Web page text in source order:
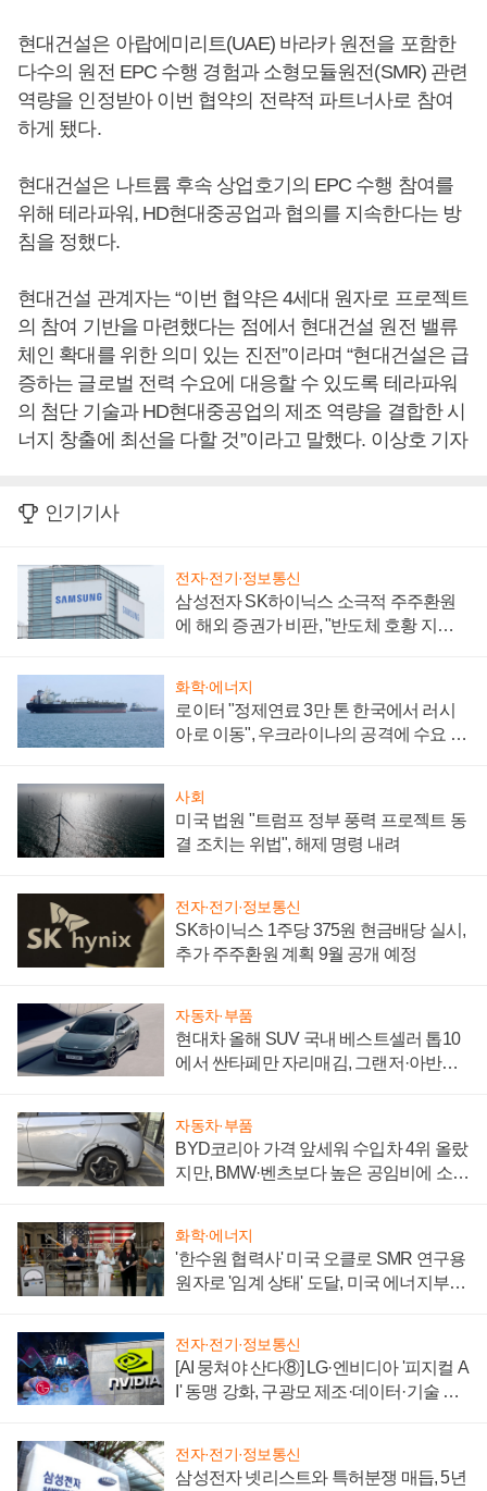
현대건설은 아랍에미리트(UAE) 바라카 원전을 포함한
다수의 원전 EPC 수행 경험과 소형모듈원전(SMR) 관련
역량을 인정받아 이번 협약의 전략적 파트너사로 참여
하게 됐다.
현대건설은 나트륨 후속 상업호기의 EPC 수행 참여를
위해 테라파워, HD현대중공업과 협의를 지속한다는 방
침을 정했다.
현대건설 관계자는 “이번 협약은 4세대 원자로 프로젝트
의 참여 기반을 마련했다는 점에서 현대건설 원전 밸류
체인 확대를 위한 의미 있는 진전”이라며 “현대건설은 급
증하는 글로벌 전력 수요에 대응할 수 있도록 테라파워
의 첨단 기술과 HD현대중공업의 제조 역량을 결합한 시
너지 창출에 최선을 다할 것”이라고 말했다. 이상호 기자
인기기사
전자·전기·정보통신
삼성전자 SK하이닉스 소극적 주주환원
에 해외 증권가 비판, "반도체 호황 지속
화학·에너지
로이터 "정제연료 3만 톤 한국에서 러시
아로 이동", 우크라이나의 공격에 수요 늘
사회
미국 법원 "트럼프 정부 풍력 프로젝트 동
결 조치는 위법", 해제 명령 내려
전자·전기·정보통신
SK하이닉스 1주당 375원 현금배당 실시,
추가 주주환원 계획 9월 공개 예정
자동차·부품
현대차 올해 SUV 국내 베스트셀러 톱10
에서 싼타페만 자리매김, 그랜저·아반떼
자동차·부품
BYD코리아 가격 앞세워 수입차 4위 올랐
지만, BMW·벤츠보다 높은 공임비에 소비
화학·에너지
'한수원 협력사' 미국 오클로 SMR 연구용
원자로 '임계 상태' 도달, 미국 에너지부
전자·전기·정보통신
[AI 뭉쳐야 산다⑧] LG·엔비디아 '피지컬 A
I' 동맹 강화, 구광모 제조·데이터·기술 결
전자·전기·정보통신
삼성전자 넷리스트와 특허분쟁 매듭, 5년